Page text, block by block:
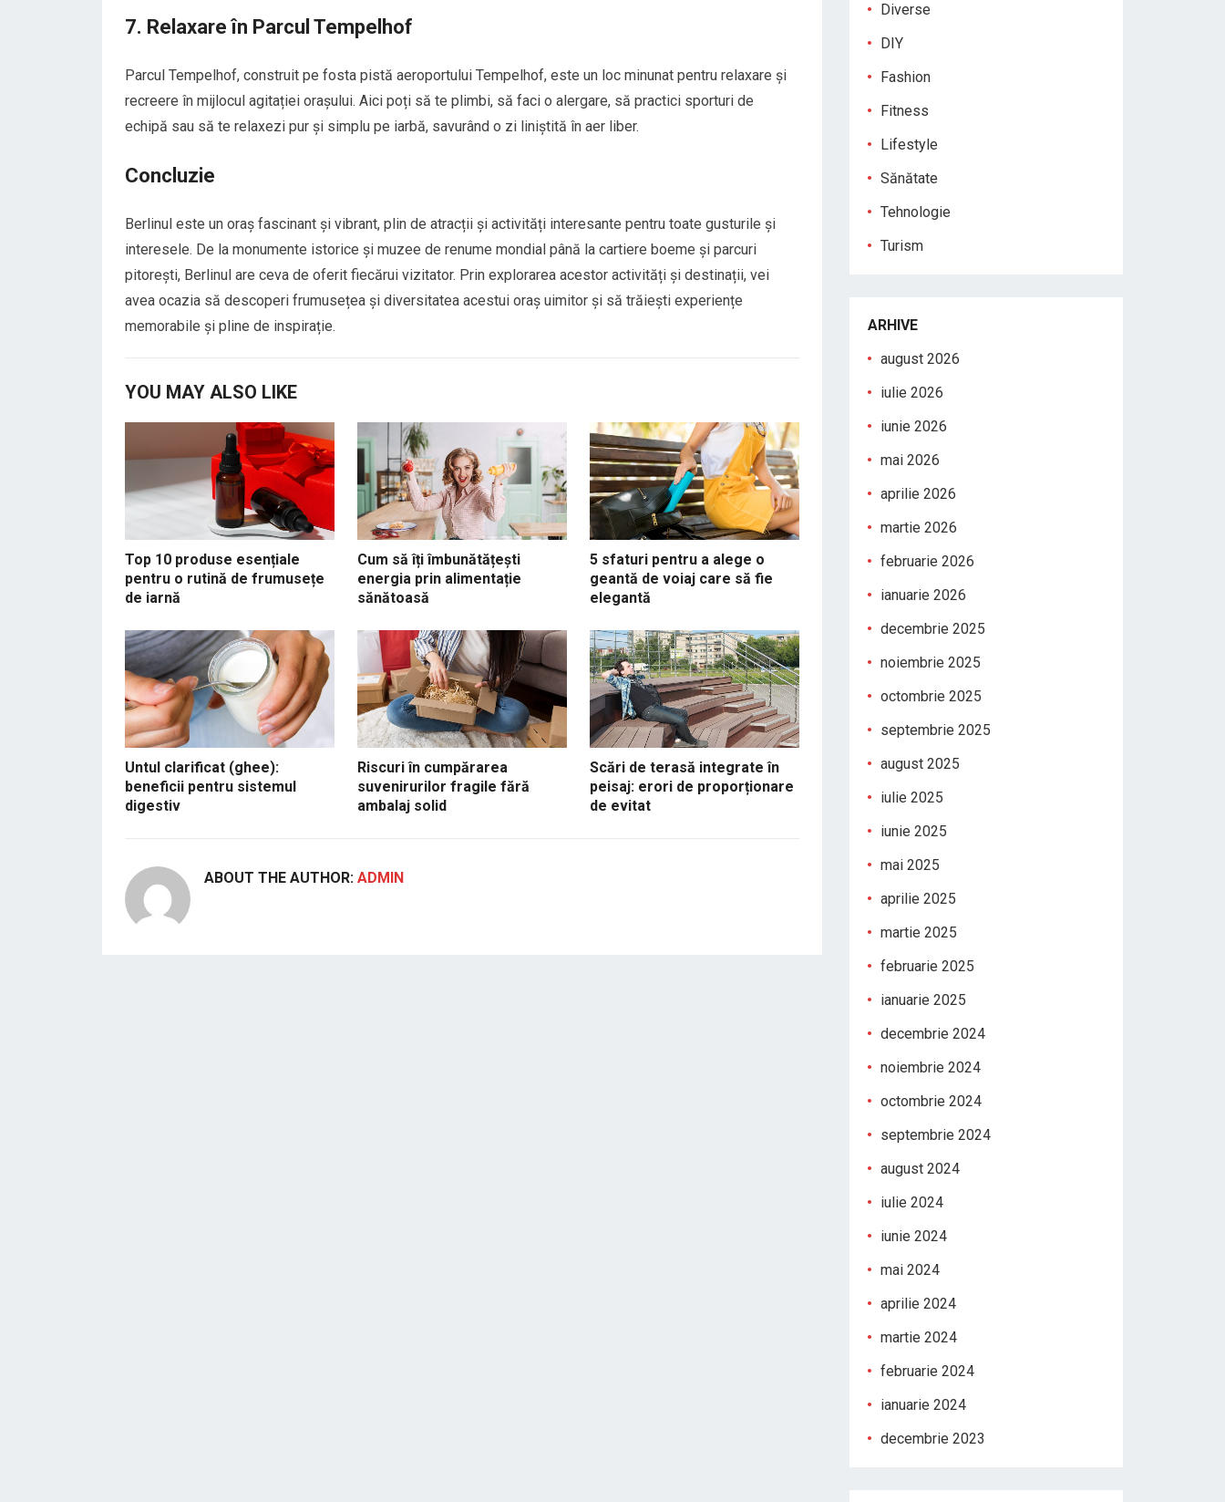
7. Relaxare în Parcul Tempelhof
Parcul Tempelhof, construit pe fosta pistă aeroportului Tempelhof, este un loc minunat pentru relaxare și
recreere în mijlocul agitației orașului. Aici poți să te plimbi, să faci o alergare, să practici sporturi de
echipă sau să te relaxezi pur și simplu pe iarbă, savurând o zi liniștită în aer liber.
Concluzie
Berlinul este un oraș fascinant și vibrant, plin de atracții și activități interesante pentru toate gusturile și
interesele. De la monumente istorice și muzee de renume mondial până la cartiere boeme și parcuri
pitorești, Berlinul are ceva de oferit fiecărui vizitator. Prin explorarea acestor activități și destinații, vei
avea ocazia să descoperi frumusețea și diversitatea acestui oraș uimitor și să trăiești experiențe
memorabile și pline de inspirație.
YOU MAY ALSO LIKE
Top 10 produse esențiale
pentru o rutină de frumusețe
de iarnă
Cum să îți îmbunătățești
energia prin alimentație
sănătoasă
5 sfaturi pentru a alege o
geantă de voiaj care să fie
elegantă
Untul clarificat (ghee):
beneficii pentru sistemul
digestiv
Riscuri în cumpărarea
suvenirurilor fragile fără
ambalaj solid
Scări de terasă integrate în
peisaj: erori de proporționare
de evitat
ABOUT THE AUTHOR: ADMIN
Diverse
DIY
Fashion
Fitness
Lifestyle
Sănătate
Tehnologie
Turism
ARHIVE
august 2026
iulie 2026
iunie 2026
mai 2026
aprilie 2026
martie 2026
februarie 2026
ianuarie 2026
decembrie 2025
noiembrie 2025
octombrie 2025
septembrie 2025
august 2025
iulie 2025
iunie 2025
mai 2025
aprilie 2025
martie 2025
februarie 2025
ianuarie 2025
decembrie 2024
noiembrie 2024
octombrie 2024
septembrie 2024
august 2024
iulie 2024
iunie 2024
mai 2024
aprilie 2024
martie 2024
februarie 2024
ianuarie 2024
decembrie 2023